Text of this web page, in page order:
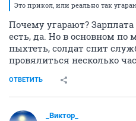
Это прикол, или реально так
Почему угарают? Зарплата
есть, да. Но в основном
пыхтеть, солдат спит
провялиться несколько
ОТВЕТИТЬ
_Виктор_